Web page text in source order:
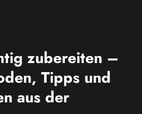
zubereiten –
Tipps und
aus der